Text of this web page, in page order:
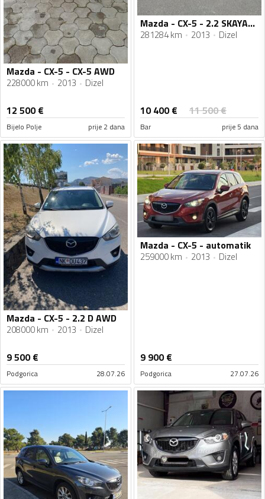
Mazda - CX-5 - CX-5 AWD
228000 km 2013 Dizel
12 500€
Bijelo Polje prije 2 dana
Mazda - CX-5 - 2.2 SKAYAKTIV-D
281284 km 2013 Dizel
10 400€ 11 500€
Bar prije 5 dana
Mazda - CX-5 - 2.2 D AWD
208000 km 2013 Dizel
9 500€
Podgorica 28.07.26
Mazda - CX-5 - automatik
259000 km 2013 Dizel
9 900€
Podgorica 27.07.26